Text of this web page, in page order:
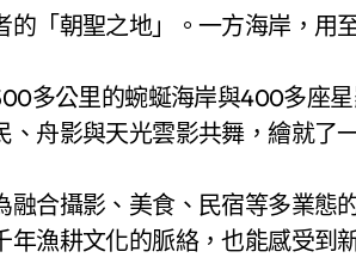
多公里的蜿蜒海岸與400多座
舟影與天光雲影共舞，繪就了
合攝影、美食、民宿等多業態
漁耕文化的脈絡，也能感受到